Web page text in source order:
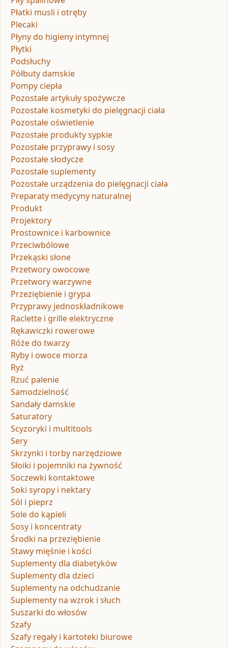
Płatki musli i otręby
Plecaki
Płyny do higieny intymnej
Płytki
Podsłuchy
Półbuty damskie
Pompy ciepła
Pozostałe artykuły spożywcze
Pozostałe kosmetyki do pielęgnacji ciała
Pozostałe oświetlenie
Pozostałe produkty sypkie
Pozostałe przyprawy i sosy
Pozostałe słodycze
Pozostałe suplementy
Pozostałe urządzenia do pielęgnacji ciała
Preparaty medycyny naturalnej
Produkt
Projektory
Prostownice i karbownice
Przeciwbólowe
Przekąski słone
Przetwory owocowe
Przetwory warzywne
Przeziębienie i grypa
Przyprawy jednoskładnikowe
Raclette i grille elektryczne
Rękawiczki rowerowe
Róże do twarzy
Ryby i owoce morza
Ryż
Rzuć palenie
Samodzielność
Sandały damskie
Saturatory
Scyzoryki i multitools
Sery
Skrzynki i torby narzędziowe
Słoiki i pojemniki na żywność
Soczewki kontaktowe
Soki syropy i nektary
Sól i pieprz
Sole do kąpieli
Sosy i koncentraty
Środki na przeziębienie
Stawy mięśnie i kości
Suplementy dla diabetyków
Suplementy dla dzieci
Suplementy na odchudzanie
Suplementy na wzrok i słuch
Suszarki do włosów
Szafy
Szafy regały i kartoteki biurowe